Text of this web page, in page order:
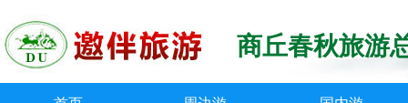
商丘春秋旅游